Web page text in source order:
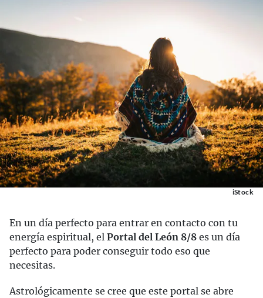
iStock
En un día perfecto para entrar en contacto con tu
energía espiritual, el Portal del León 8/8 es un día
perfecto para poder conseguir todo eso que
necesitas.
Astrológicamente se cree que este portal se abre